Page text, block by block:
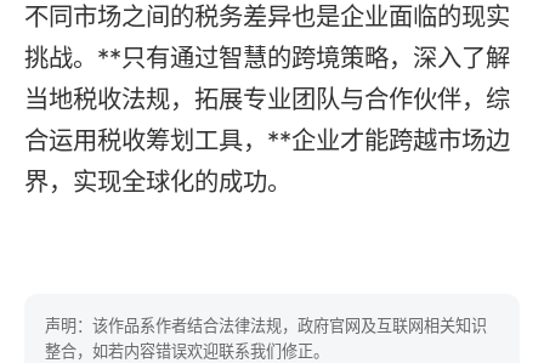
不同市场之间的税务差异也是企业面临的现实
挑战。**只有通过智慧的跨境策略，深入了解
当地税收法规，拓展专业团队与合作伙伴，综
合运用税收筹划工具，**企业才能跨越市场边
界，实现全球化的成功。
声明：该作品系作者结合法律法规，政府官网及互联网相关知识
整合，如若内容错误欢迎联系我们修正。